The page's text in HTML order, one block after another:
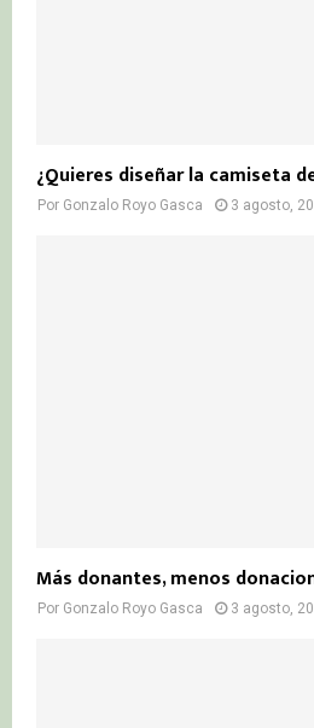
¿Quieres diseñar la camiseta
Por Gonzalo Royo Gasca 3 agosto,
Más donantes, menos
Por Gonzalo Royo Gasca 3 agosto,